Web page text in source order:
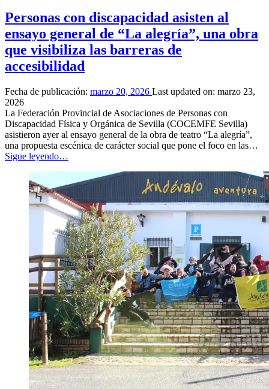
Grado
en
Fisioterapia
y
la
adenda
el
en
Ciencias
de
la
Actividad
del
Deporte
refuerzan
el
compromiso
con
la
formación,
la
inclusión
y
la
participación
social”
Personas con discapacidad asisten al
ensayo general de “La alegría”, una obra
que visibiliza las barreras de
accesibilidad
Fecha de publicación: marzo 20, 2026 Last updated on: marzo 23,
2026
La Federación Provincial de Asociaciones de Personas con
Discapacidad Física y Orgánica de Sevilla (COCEMFE Sevilla)
asistieron ayer al ensayo general de la obra de teatro “La alegría”,
una propuesta escénica de carácter social que pone el foco en las…
Sigue leyendo“Personas
discapacidad
asisten
al
ensayo
general
de
“La
alegría”,
una
obra
que
visibiliza
las
barreras
de
accesibilidad”
…